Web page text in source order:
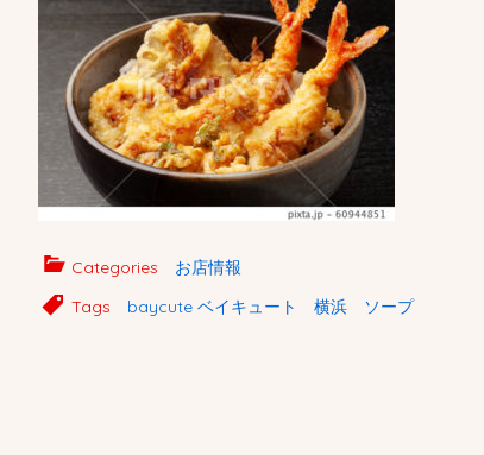
Categories
お店情報
Tags
baycute ベイキュート 横浜 ソープ